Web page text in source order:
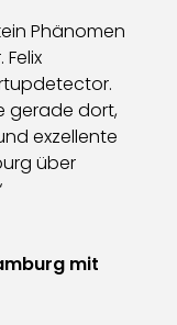
Phänomen
gerade dort,
exzellente
über
mit